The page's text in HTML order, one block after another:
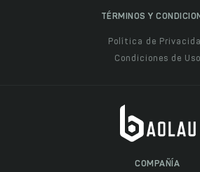
TÉRMINOS Y
Política de
Condiciones de Uso
COMPAÑÍA